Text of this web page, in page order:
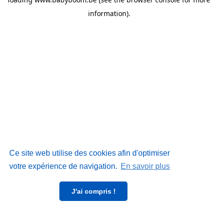
Ce site web utilise des cookies afin d'optimiser
votre expérience de navigation. En savoir plus
J'ai compris !
information).